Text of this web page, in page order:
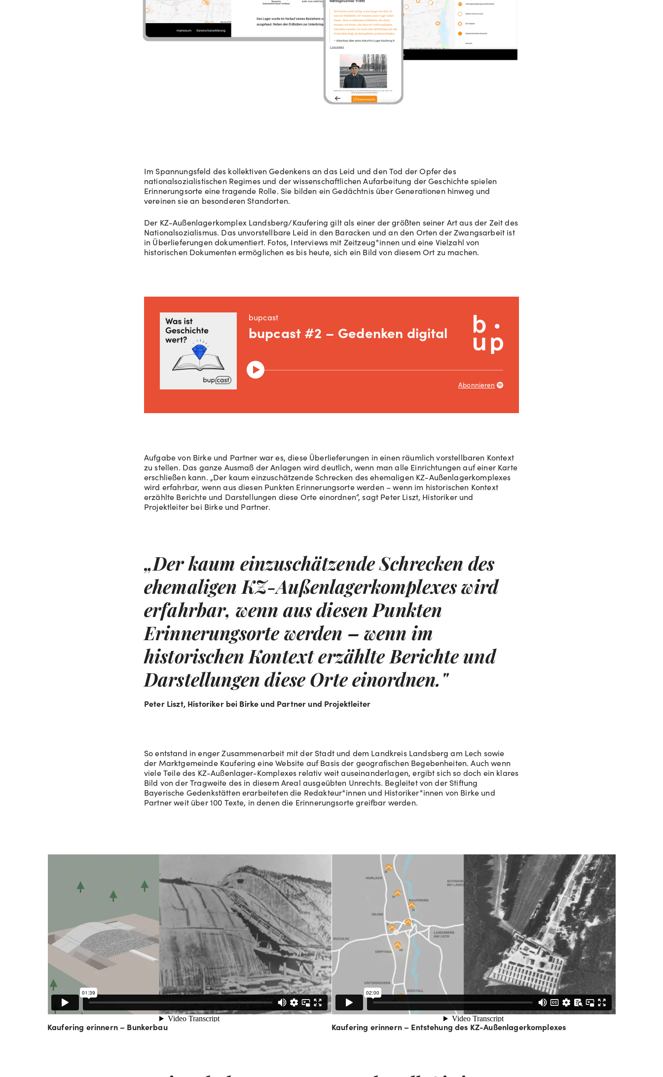
Im Spannungsfeld des kollektiven Gedenkens an das Leid und den Tod der Opfer des
nationalsozialistischen Regimes und der wissenschaftlichen Aufarbeitung der Geschichte spielen
Erinnerungsorte eine tragende Rolle. Sie bilden ein Gedächtnis über Generationen hinweg und
vereinen sie an besonderen Standorten.
Der KZ-Außenlagerkomplex Landsberg/Kaufering gilt als einer der größten seiner Art aus der Zeit des
Nationalsozialismus. Das unvorstellbare Leid in den Baracken und an den Orten der Zwangsarbeit ist
in Überlieferungen dokumentiert. Fotos, Interviews mit Zeitzeug*innen und eine Vielzahl von
historischen Dokumenten ermöglichen es bis heute, sich ein Bild von diesem Ort zu machen.
bupcast
bupcast #2 – Gedenken digital
Abonnieren
Aufgabe von Birke und Partner war es, diese Überlieferungen in einen räumlich vorstellbaren Kontext
zu stellen. Das ganze Ausmaß der Anlagen wird deutlich, wenn man alle Einrichtungen auf einer Karte
erschließen kann. „Der kaum einzuschätzende Schrecken des ehemaligen KZ-Außenlagerkomplexes
wird erfahrbar, wenn aus diesen Punkten Erinnerungsorte werden – wenn im historischen Kontext
erzählte Berichte und Darstellungen diese Orte einordnen“, sagt Peter Liszt, Historiker und
Projektleiter bei Birke und Partner.
„Der kaum einzuschätzende Schrecken des
ehemaligen KZ-Außenlagerkomplexes wird
erfahrbar, wenn aus diesen Punkten
Erinnerungsorte werden – wenn im
historischen Kontext erzählte Berichte und
Darstellungen diese Orte einordnen."
Peter Liszt, Historiker bei Birke und Partner und Projektleiter
So entstand in enger Zusammenarbeit mit der Stadt und dem Landkreis Landsberg am Lech sowie
der Marktgemeinde Kaufering eine Website auf Basis der geografischen Begebenheiten. Auch wenn
viele Teile des KZ-Außenlager-Komplexes relativ weit auseinanderlagen, ergibt sich so doch ein klares
Bild von der Tragweite des in diesem Areal ausgeübten Unrechts. Begleitet von der Stiftung
Bayerische Gedenkstätten erarbeiteten die Redakteur*innen und Historiker*innen von Birke und
Partner weit über 100 Texte, in denen die Erinnerungsorte greifbar werden.
Kaufering erinnern – Bunkerbau Kaufering erinnern – Entstehung des KZ-Außenlagerkomplexes